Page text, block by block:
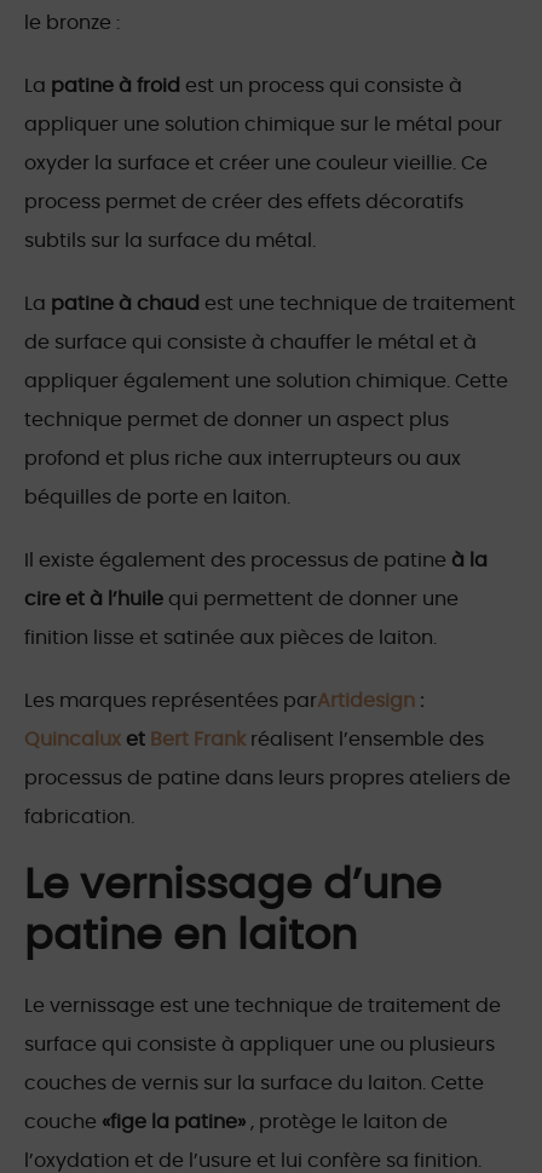
le bronze :
La patine à froid est un process qui consiste à
appliquer une solution chimique sur le métal pour
oxyder la surface et créer une couleur vieillie. Ce
process permet de créer des effets décoratifs
subtils sur la surface du métal.
La patine à chaud est une technique de traitement
de surface qui consiste à chauffer le métal et à
appliquer également une solution chimique. Cette
technique permet de donner un aspect plus
profond et plus riche aux interrupteurs ou aux
béquilles de porte en laiton.
Il existe également des processus de patine à la
cire et à l’huile qui permettent de donner une
finition lisse et satinée aux pièces de laiton.
Les marques représentées parArtidesign :
Quincalux et Bert Frank réalisent l’ensemble des
processus de patine dans leurs propres ateliers de
fabrication.
Le vernissage d’une
patine en laiton
Le vernissage est une technique de traitement de
surface qui consiste à appliquer une ou plusieurs
couches de vernis sur la surface du laiton. Cette
couche «fige la patine» , protège le laiton de
l’oxydation et de l’usure et lui confère sa finition.